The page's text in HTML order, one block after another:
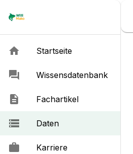
Startseite
Wissensdatenbank
Fachartikel
Daten
Karriere